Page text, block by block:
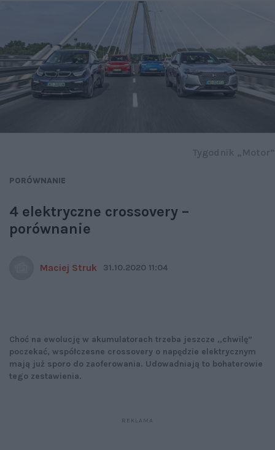
PORÓWNANIE
4 elektryczne crossovery –
porównanie
Maciej Struk 31.10.2020 11:04
Choć na ewolucję w akumulatorach trzeba jeszcze „chwilę”
poczekać, współczesne crossovery o napędzie elektrycznym
mają już sporo do zaoferowania. Udowadniają to bohaterowie
tego zestawienia.